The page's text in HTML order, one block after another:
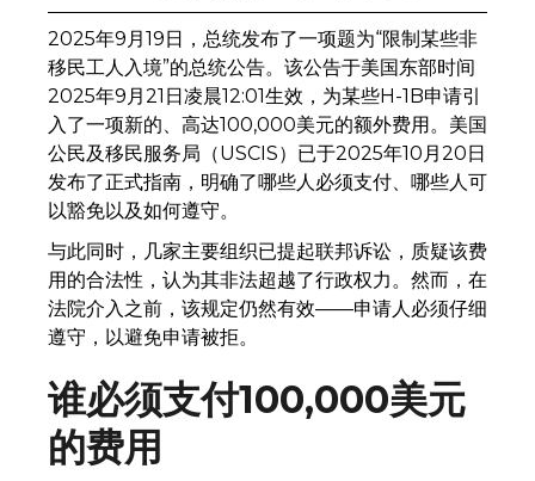
2025年9月19日，总统发布了一项题为“限制某些非
移民工人入境”的总统公告。该公告于美国东部时间
2025年9月21日凌晨12:01生效，为某些H-1B申请引
入了一项新的、高达100,000美元的额外费用。美国
公民及移民服务局（USCIS）已于2025年10月20日
发布了正式指南，明确了哪些人必须支付、哪些人可
以豁免以及如何遵守。
与此同时，几家主要组织已提起联邦诉讼，质疑该费
用的合法性，认为其非法超越了行政权力。然而，在
法院介入之前，该规定仍然有效——申请人必须仔细
遵守，以避免申请被拒。
谁必须支付100,000美元
的费用